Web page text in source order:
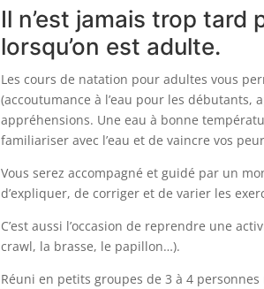
Il n’est jamais trop tard
lorsqu’on est adulte.
Les cours de natation pour adultes vous
(accoutumance à l’eau pour les débutants,
appréhensions. Une eau à bonne
familiariser avec l’eau et de vaincre vos
Vous serez accompagné et guidé par un
d’expliquer, de corriger et de varier les
C’est aussi l’occasion de reprendre une
crawl, la brasse, le papillon…).
Réuni en petits groupes de 3 à 4